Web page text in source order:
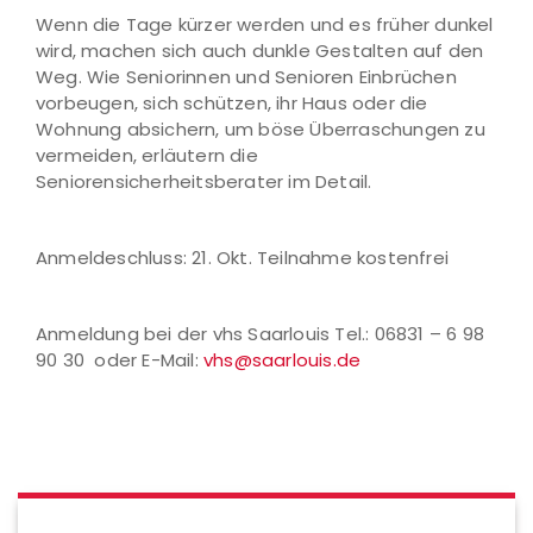
Wenn die Tage kürzer werden und es früher dunkel
wird, machen sich auch dunkle Gestalten auf den
Weg. Wie Seniorinnen und Senioren Einbrüchen
vorbeugen, sich schützen, ihr Haus oder die
Wohnung absichern, um böse Überraschungen zu
vermeiden, erläutern die
Seniorensicherheitsberater im Detail.
Anmeldeschluss: 21. Okt. Teilnahme kostenfrei
Anmeldung bei der vhs Saarlouis Tel.: 06831 – 6 98
90 30 oder E-Mail: vhs@saarlouis.de